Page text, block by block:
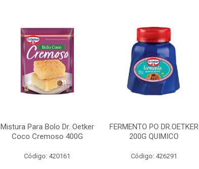
Mistura Para Bolo Dr. Oetker
Coco Cremoso 400G
Código: 420161
FERMENTO PO DR.OETKER
200G QUIMICO
Código: 426291